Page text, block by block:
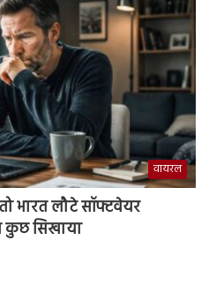
वायरल
भारत लौटे सॉफ्टवेयर
कुछ सिखाया